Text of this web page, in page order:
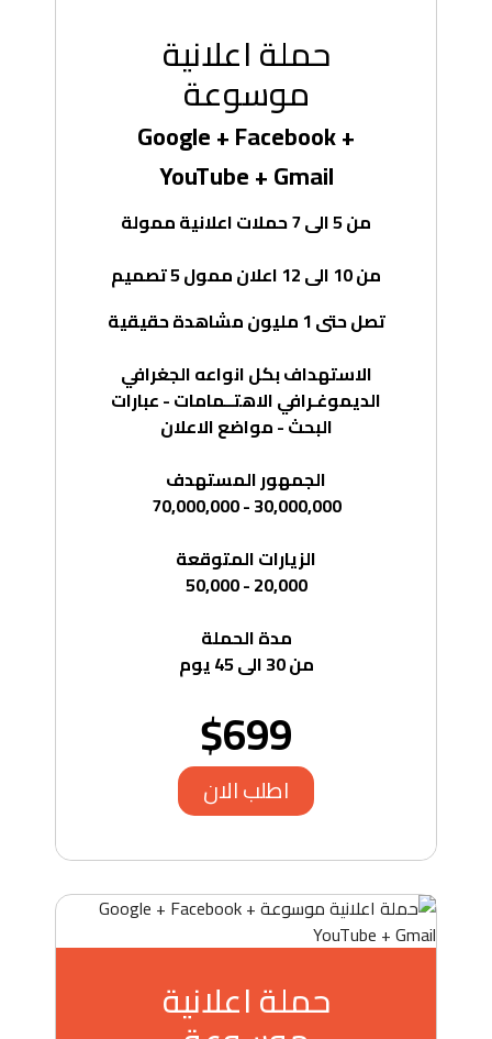
حملة اعلانية
موسوعة
Google + Facebook +
YouTube + Gmail
من 5 الى 7 حملات اعلانية ممولة
من 10 الى 12 اعلان ممول 5 تصميم
تصل حتى 1 مليون مشاهدة حقيقية
الاستهداف بكل انواعه الجغرافي
الديموغـرافي الاهتــمامات - عبارات
البحث - مواضع الاعلان
الجمهور المستهدف
30,000,000 - 70,000,000
الزيارات المتوقعة
20,000 - 50,000
مدة الحملة
من 30 الى 45 يوم
$699
اطلب الان
حملة اعلانية